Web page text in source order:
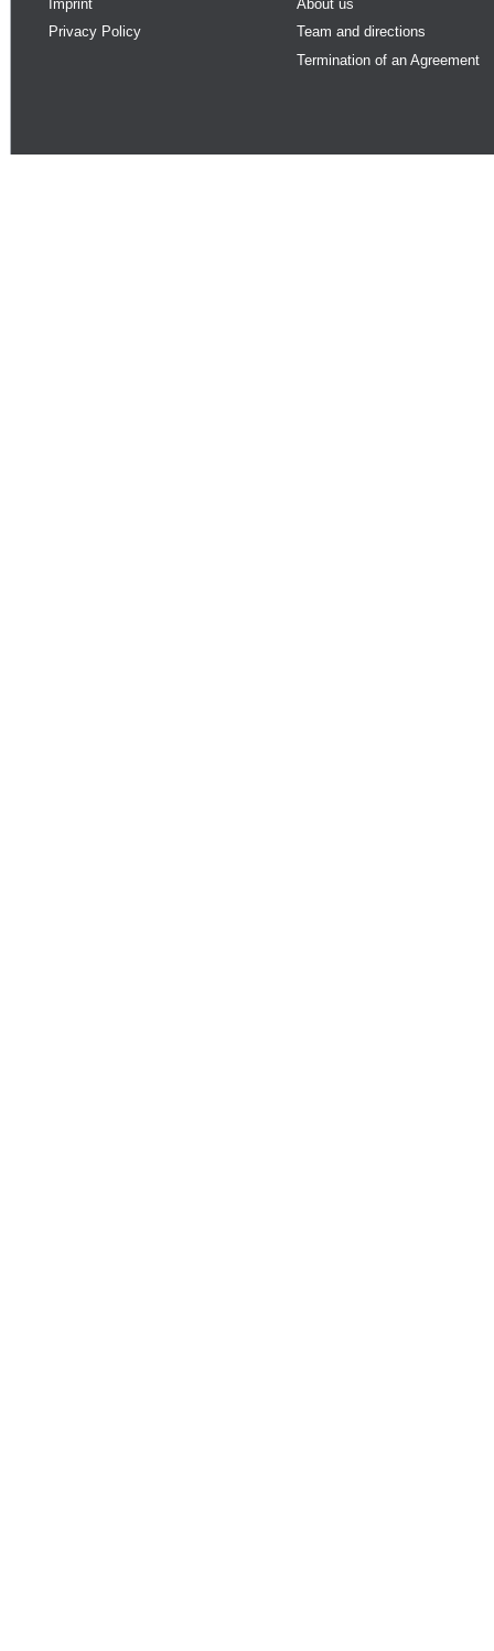
Imprint
Privacy Policy
About us
Team and directions
Termination of an Agreement